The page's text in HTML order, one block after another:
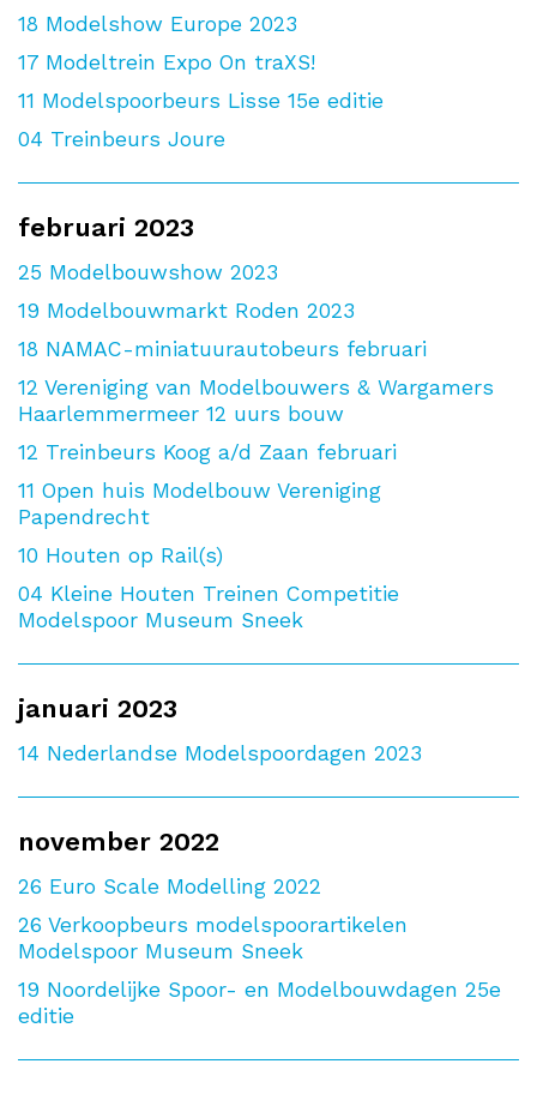
18 Modelshow Europe 2023
17 Modeltrein Expo On traXS!
11 Modelspoorbeurs Lisse 15e editie
04 Treinbeurs Joure
februari 2023
25 Modelbouwshow 2023
19 Modelbouwmarkt Roden 2023
18 NAMAC-miniatuurautobeurs februari
12 Vereniging van Modelbouwers & Wargamers
Haarlemmermeer 12 uurs bouw
12 Treinbeurs Koog a/d Zaan februari
11 Open huis Modelbouw Vereniging
Papendrecht
10 Houten op Rail(s)
04 Kleine Houten Treinen Competitie
Modelspoor Museum Sneek
januari 2023
14 Nederlandse Modelspoordagen 2023
november 2022
26 Euro Scale Modelling 2022
26 Verkoopbeurs modelspoorartikelen
Modelspoor Museum Sneek
19 Noordelijke Spoor- en Modelbouwdagen 25e
editie